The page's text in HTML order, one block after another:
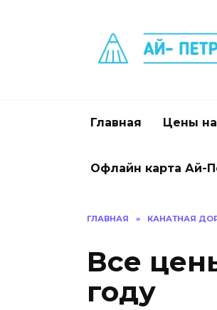
Главная Цены
Офлайн карта Ай-
ГЛАВНАЯ » КАНАТНАЯ
Все
году